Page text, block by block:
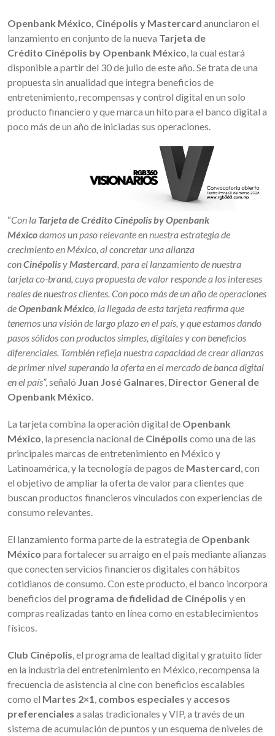
Openbank México, Cinépolis y Mastercard anunciaron el
lanzamiento en conjunto de la nueva Tarjeta de
Crédito Cinépolis by Openbank México, la cual estará
disponible a partir del 30 de julio de este año. Se trata de una
propuesta sin anualidad que integra beneficios de
entretenimiento, recompensas y control digital en un solo
producto financiero y que marca un hito para el banco digital a
poco más de un año de iniciadas sus operaciones.
“Con la Tarjeta de Crédito Cinépolis by Openbank
Méxicodamos un paso relevante en nuestra estrategia de
crecimiento en México, al concretar una alianza
conCinépolisyMastercard, para el lanzamiento de nuestra
tarjeta co-brand, cuya propuesta de valor responde a los intereses
reales de nuestros clientes. Con poco más de un año de operaciones
deOpenbankMéxico, la llegada de esta tarjeta reafirma que
tenemos una visión de largo plazo en el país, y que estamos dando
pasos sólidos con productos simples, digitales y con beneficios
diferenciales. También refleja nuestra capacidad de crear alianzas
de primer nivel superando la oferta en el mercado de banca digital
en el país”, señaló Juan José Galnares, Director General de
Openbank México.
La tarjeta combina la operación digital de Openbank
México, la presencia nacional de Cinépolis como una de las
principales marcas de entretenimiento en México y
Latinoamérica, y la tecnología de pagos de Mastercard, con
el objetivo de ampliar la oferta de valor para clientes que
buscan productos financieros vinculados con experiencias de
consumo relevantes.
El lanzamiento forma parte de la estrategia de Openbank
México para fortalecer su arraigo en el país mediante alianzas
que conecten servicios financieros digitales con hábitos
cotidianos de consumo. Con este producto, el banco incorpora
beneficios del programa de fidelidad de Cinépolis y en
compras realizadas tanto en línea como en establecimientos
físicos.
Club Cinépolis, el programa de lealtad digital y gratuito líder
en la industria del entretenimiento en México, recompensa la
frecuencia de asistencia al cine con beneficios escalables
como el Martes 2×1, combos especiales y accesos
preferenciales a salas tradicionales y VIP, a través de un
sistema de acumulación de puntos y un esquema de niveles de